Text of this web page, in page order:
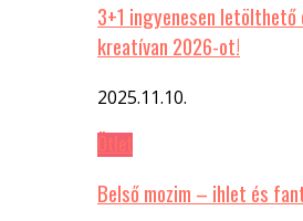
3+1 ingyenesen letölthető
kreatívan 2026-ot!
2025.11.10.
Belső mozim – ihlet és